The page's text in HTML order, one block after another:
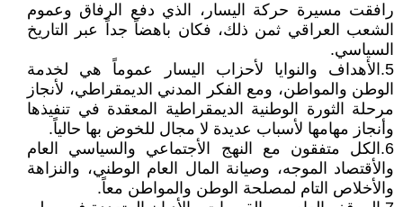
رافقت مسيرة حركة اليسار، الذي دفع الرفاق وعموم
الشعب العراقي ثمن ذلك، فكان باهضاً جداً عبر التاريخ
السياسي.
5.الأهداف والنوايا لأحزاب اليسار عموماً هي لخدمة
الوطن والمواطن، ومع الفكر المدني الديمقراطي، لأنجاز
مرحلة الثورة الوطنية الديمقراطية المعقدة في تنفيذها
وأنجاز مهامها لأسباب عديدة لا مجال للخوض بها حالياً.
6.الكل متفقون مع النهج الأجتماعي والسياسي العام
والأقتصاد الموجه، وصيانة المال العام الوطني، والنزاهة
والأخلاص التام لمصلحة الوطن والمواطن معاً.